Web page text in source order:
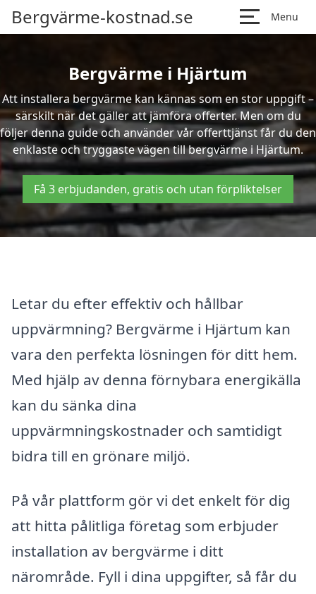
Bergvärme-kostnad.se Menu
Bergvärme i Hjärtum
Att installera bergvärme kan kännas som en stor uppgift –
särskilt när det gäller att jämföra offerter. Men om du
följer denna guide och använder vår offerttjänst får du den
enklaste och tryggaste vägen till bergvärme i Hjärtum.
Få 3 erbjudanden, gratis och utan förpliktelser
Letar du efter effektiv och hållbar
uppvärmning? Bergvärme i Hjärtum kan
vara den perfekta lösningen för ditt hem.
Med hjälp av denna förnybara energikälla
kan du sänka dina
uppvärmningskostnader och samtidigt
bidra till en grönare miljö.
På vår plattform gör vi det enkelt för dig
att hitta pålitliga företag som erbjuder
installation av bergvärme i ditt
närområde. Fyll i dina uppgifter, så får du